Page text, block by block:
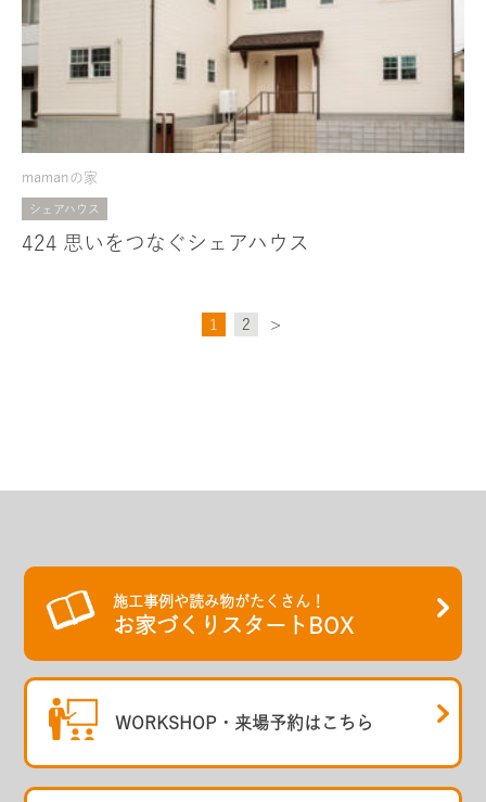
mamanの家
シェアハウス
424 思いをつなぐシェアハウス
1 2 >
施工事例や読み物がたくさん！
お家づくりスタートBOX
WORKSHOP・ 来場予約はこちら